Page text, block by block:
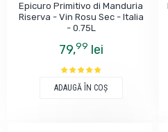
Epicuro Primitivo di Manduria
Riserva - Vin Rosu Sec - Italia
- 0.75L
79,99 lei
ADAUGĂ ÎN COŞ